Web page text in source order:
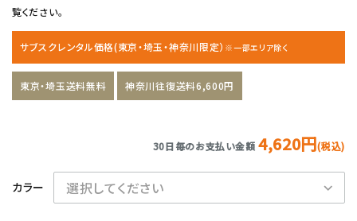
覧ください。
サブスクレンタル価格(東京・埼玉・神奈川限定） ※一部エリア除く
東京・埼玉送料無料 神奈川往復送料6,600円
30日毎のお支払い金額 4,620円(税込)
カラー